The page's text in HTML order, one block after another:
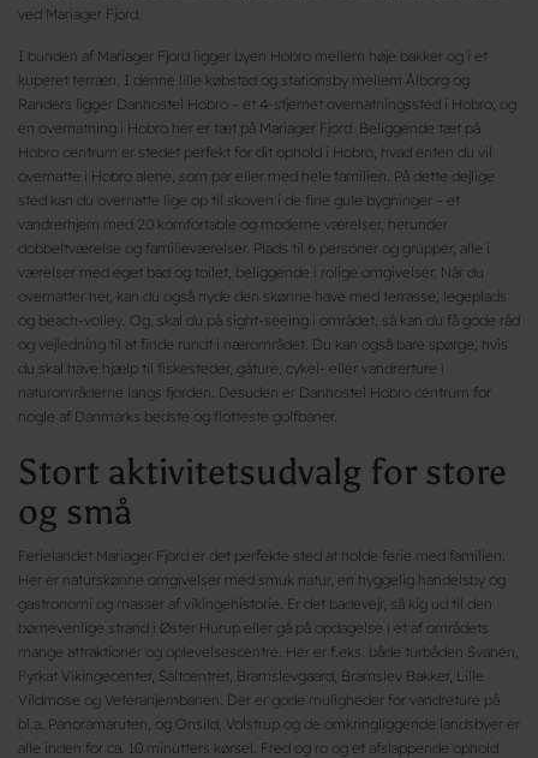
ved Mariager Fjord.
I bunden af Mariager Fjord ligger byen Hobro mellem høje bakker og i et
kuperet terræn. I denne lille købstad og stationsby mellem Ålborg og
Randers ligger Danhostel Hobro – et 4-stjernet overnatningssted i Hobro, og
en overnatning i Hobro her er tæt på Mariager Fjord. Beliggende tæt på
Hobro centrum er stedet perfekt for dit ophold i Hobro, hvad enten du vil
overnatte i Hobro alene, som par eller med hele familien. På dette dejlige
sted kan du overnatte lige op til skoven i de fine gule bygninger – et
vandrerhjem med 20 komfortable og moderne værelser, herunder
dobbeltværelse og familieværelser. Plads til 6 personer og grupper, alle i
værelser med eget bad og toilet, beliggende i rolige omgivelser. Når du
overnatter her, kan du også nyde den skønne have med terrasse, legeplads
og beach-volley. Og, skal du på sight-seeing i området, så kan du få gode råd
og vejledning til at finde rundt i nærområdet. Du kan også bare spørge, hvis
du skal have hjælp til fiskesteder, gåture, cykel- eller vandrerture i
naturområderne langs fjorden. Desuden er Danhostel Hobro centrum for
nogle af Danmarks bedste og flotteste golfbaner.
Stort aktivitetsudvalg for store
og små
Ferielandet Mariager Fjord er det perfekte sted at holde ferie med familien.
Her er naturskønne omgivelser med smuk natur, en hyggelig handelsby og
gastronomi og masser af vikingehistorie. Er det badevejr, så kig ud til den
børnevenlige strand i Øster Hurup eller gå på opdagelse i et af områdets
mange attraktioner og oplevelsescentre. Her er f.eks. både turbåden Svanen,
Fyrkat Vikingecenter, Saltcentret, Bramslevgaard, Bramslev Bakker, Lille
Vildmose og Veteranjernbanen. Der er gode muligheder for vandreture på
bl.a. Panoramaruten, og Onsild, Volstrup og de omkringliggende landsbyer er
alle inden for ca. 10 minutters kørsel. Fred og ro og et afslappende ophold